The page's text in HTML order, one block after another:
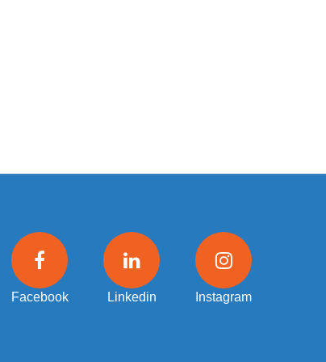
Facebook Linkedin Instagram